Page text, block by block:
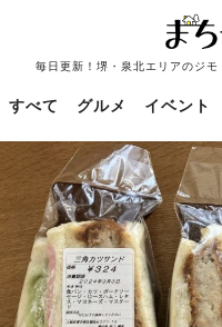
毎日更新！堺・泉北エリアのジ
すべて グルメ イベント